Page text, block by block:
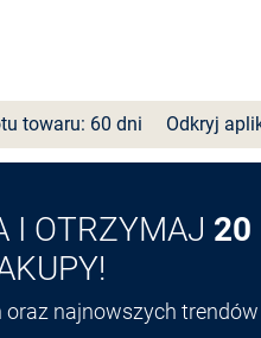
towaru: 60 dni Odkryj
I OTRZYMAJ
najnowszych